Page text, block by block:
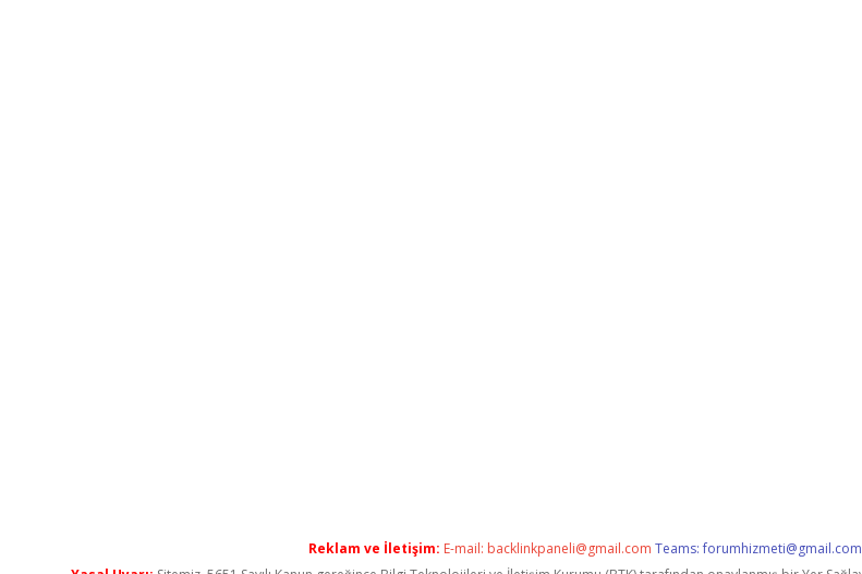
Reklam ve İletişim: E-mail: backlinkpaneli@gmail.com Teams:forumhizmeti@gmail.com